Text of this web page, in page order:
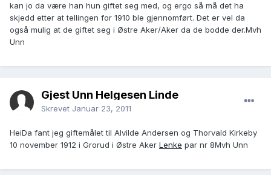
kan jo da være han hun giftet seg med, og ergo så må det ha
skjedd etter at tellingen for 1910 ble gjennomført. Det er vel da
også mulig at de giftet seg i Østre Aker/Aker da de bodde der.Mvh
Unn
Gjest Unn Helgesen Linde
Skrevet Januar 23, 2011
HeiDa fant jeg giftemålet til Alvilde Andersen og Thorvald Kirkeby
10 november 1912 i Grorud i Østre Aker Lenke par nr 8Mvh Unn